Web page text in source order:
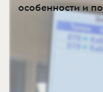
особенности и